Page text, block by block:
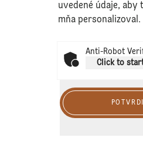
uvedené údaje, aby
mňa personalizoval.
Anti-Robot
Click to